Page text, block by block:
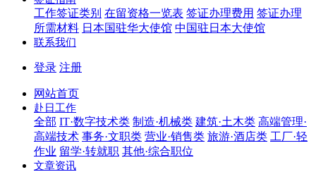
工作签证类别 在留资格一览表 签证办理费用 签证办理
所需材料 日本国驻华大使馆 中国驻日本大使馆
联系我们
登录 注册
网站首页
赴日工作
全部 IT·数字技术类 制造·机械类 建筑·土木类 高端管理·
高端技术 事务·文职类 营业·销售类 旅游·酒店类 工厂·轻
作业 留学·转就职 其他·综合职位
文章资讯